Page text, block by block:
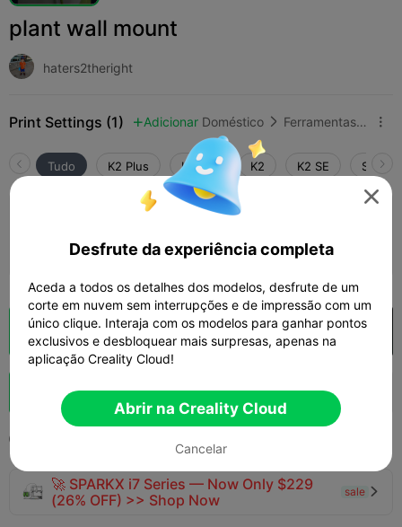
plant wall mount
haters2theright
Print Settings (1)  Adicionar Doméstico  Ferramentas e Peças de Reposição 
Tudo K2 Plus K2 Pro K2 K2 SE
0.2mm layer, 2 walls, 15% infill
 09m 27s  1 plates  2.35g
Fatiamento na Nuvem Abrir na Creality Cloud 
Boost 133 161 

🚀 SPARKX i7 Series — Now Only $229
(26% OFF) >> Shop Now
sale 

Desfrute da experiência completa
Aceda a todos os detalhes dos modelos, desfrute de um
corte em nuvem sem interrupções e de impressão com um
único clique. Interaja com os modelos para ganhar pontos
exclusivos e desbloquear mais surpresas, apenas na
aplicação Creality Cloud!
Abrir na Creality Cloud
Cancelar